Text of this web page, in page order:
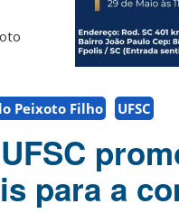
Peixoto Filho UFSC
para a